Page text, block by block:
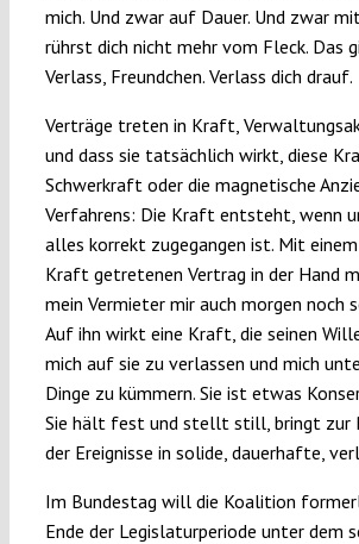
mich. Und zwar auf Dauer. Und zwar
rührst dich nicht mehr vom Fleck.
Verlass, Freundchen. Verlass dich drauf.
Verträge treten in Kraft,
und dass sie tatsächlich wirkt, diese
Schwerkraft oder die magnetische
Verfahrens: Die Kraft entsteht, wenn
alles korrekt zugegangen ist. Mit
Kraft getretenen Vertrag in der Hand
mein Vermieter mir auch morgen noch
Auf ihn wirkt eine Kraft, die seinen
mich auf sie zu verlassen und mich
Dinge zu kümmern. Sie ist etwas
Sie hält fest und stellt still, bringt zur
der Ereignisse in solide, dauerhafte,
Im Bundestag will die Koalition
Ende der Legislaturperiode unter dem